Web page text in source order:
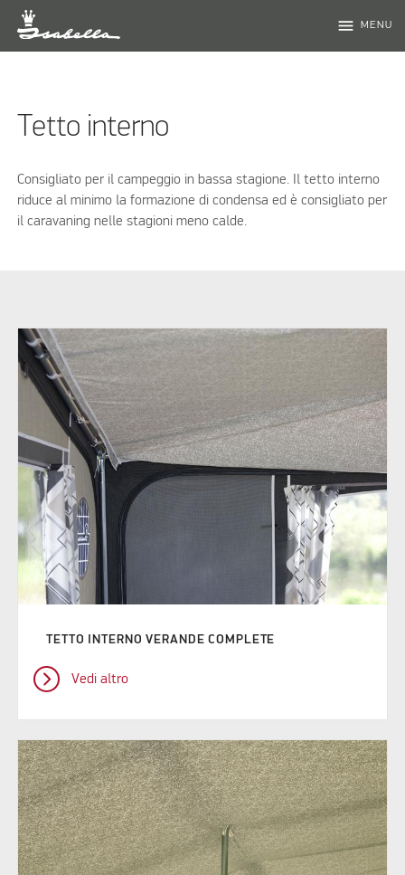
menu MENU
Tetto interno
Consigliato per il campeggio in bassa stagione. Il tetto interno
riduce al minimo la formazione di condensa ed è consigliato per
il caravaning nelle stagioni meno calde.
TETTO INTERNO VERANDE COMPLETE
Vedi altro